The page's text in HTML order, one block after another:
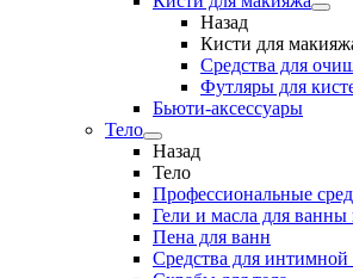
Назад
Кисти для
Средства для
Футляры для
Бьюти-аксессуары
Тело
Назад
Тело
Профессиональные
Гели и масла для
Пена для ванн
Средства для